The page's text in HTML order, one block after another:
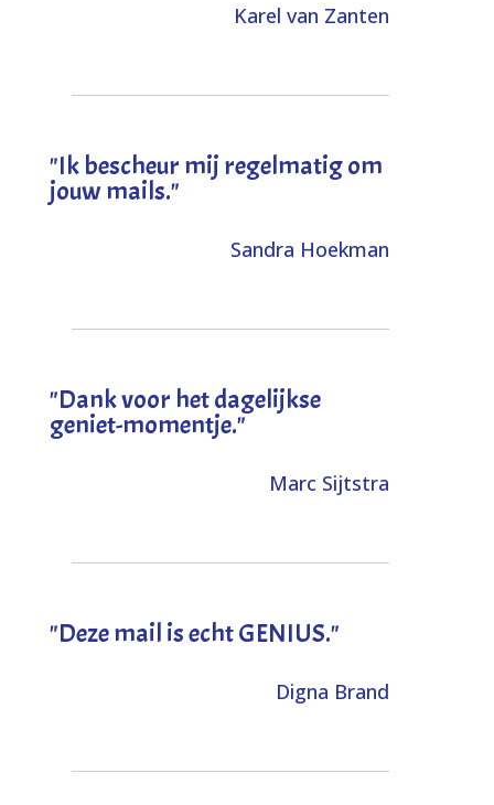
Karel van Zanten
"Ik bescheur mij regelmatig om
jouw mails."
Sandra Hoekman
"Dank voor het dagelijkse
geniet-momentje."
Marc Sijtstra
"Deze mail is echt GENIUS."
Digna Brand